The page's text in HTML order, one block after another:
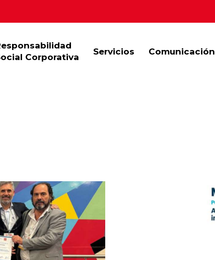
Corporativa
Servicios Comunicación